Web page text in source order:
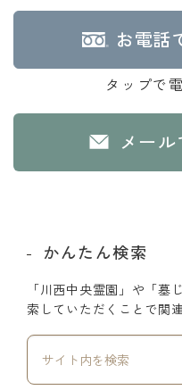
お電話
タップで
メー
かんたん検索
「川西中央霊園」や「墓
索していただくことで関